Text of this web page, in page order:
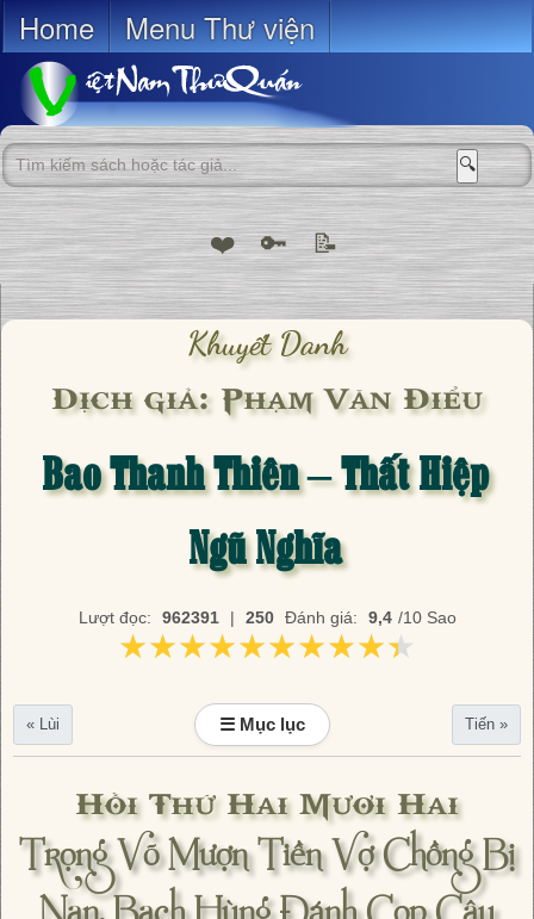
Home Menu Thư viện
🔍
❤️ 🔑 📝
Khuyết Danh
Dịch giả: Phạm Văn Điểu
Bao Thanh Thiên – Thất Hiệp
Ngũ Nghĩa
Lượt đọc: 962391 | 250 Đánh giá: 9,4 /10 Sao
★★★★★★★★★★
★★★★★★★★★★
« Lùi ☰ Mục lục Tiến »
Hồi Thứ Hai Mươi Hai
Trọng Võ Mượn Tiền Vợ Chồng Bị